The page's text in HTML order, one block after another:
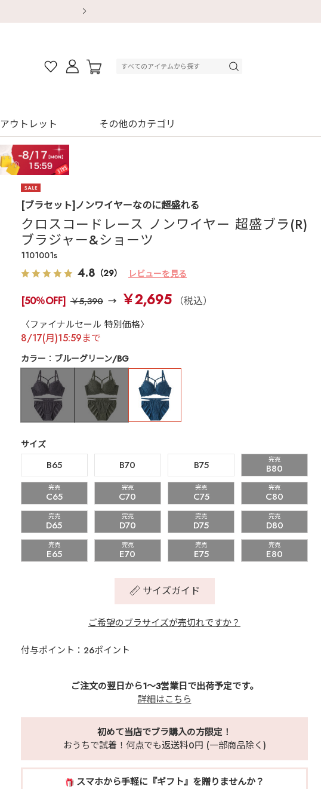
アウトレット その他のカテゴリ
[ブラセット]ノンワイヤーなのに超盛れる
クロスコードレース ノンワイヤー 超盛ブラ(R)
ブラジャー&ショーツ
1101001s
4.8 （29） レビューを見る
[50％OFF] ￥5,390 ￥2,695 （税込）
〈ファイナルセール 特別価格〉
8/17(月)15:59まで
カラー ブルーグリーン/BG
サイズ
B65 B70 B75 完売
B80
完売
C65
完売
C70
完売
C75
完売
C80
完売
D65
完売
D70
完売
D75
完売
D80
完売
E65
完売
E70
完売
E75
完売
E80
サイズガイド
ご希望のブラサイズが売切れですか？
付与ポイント：26ポイント
ご注文の翌日から1～3営業日で出荷予定です。
詳細はこちら
初めて当店でブラ購入の方限定！
おうちで試着！何点でも返送料0円 (一部商品除く)
スマホから手軽に『ギフト』を贈りませんか？